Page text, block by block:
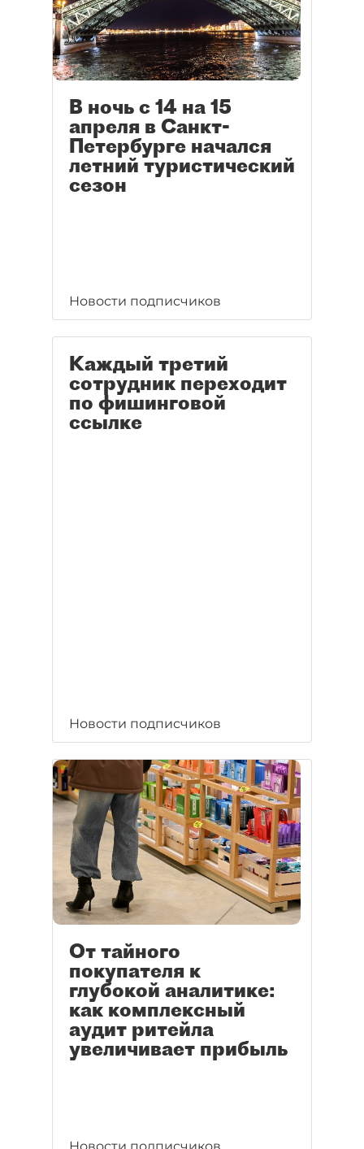
В ночь с 14 на 15
апреля в Санкт-
Петербурге начался
летний туристический
сезон
Новости подписчиков
Каждый третий
сотрудник переходит
по фишинговой
ссылке
Новости подписчиков
От тайного
покупателя к
глубокой аналитике:
как комплексный
аудит ритейла
увеличивает прибыль